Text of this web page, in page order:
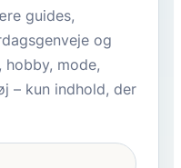
guides,
og
hobby, mode,
– kun indhold, der